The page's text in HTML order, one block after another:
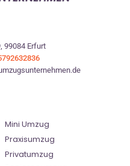
99084 Erfurt
Mini Umzug
Praxisumzug
Privatumzug